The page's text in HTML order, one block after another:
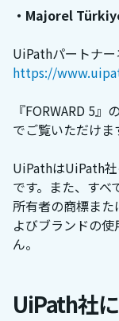
・Majorel
UiPathパートナー
https://
『FORWARD 5
でご覧いただけま
UiPathはUiPath
です。また、す
所有者の商標ま
よびブランドの
ん。
UiPath社